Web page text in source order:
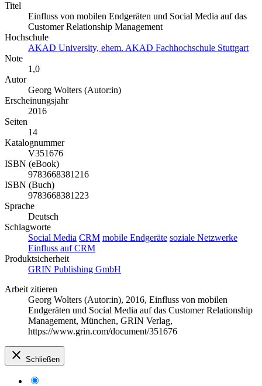
Titel
Einfluss von mobilen Endgeräten und Social Media auf das
Customer Relationship Management
Hochschule
AKAD University, ehem. AKAD Fachhochschule Stuttgart
Note
1,0
Autor
Georg Wolters (Autor:in)
Erscheinungsjahr
2016
Seiten
14
Katalognummer
V351676
ISBN (eBook)
9783668381216
ISBN (Buch)
9783668381223
Sprache
Deutsch
Schlagworte
Social Media CRM mobile Endgeräte soziale Netzwerke
Einfluss auf CRM
Produktsicherheit
GRIN Publishing GmbH
Arbeit zitieren
Georg Wolters (Autor:in), 2016, Einfluss von mobilen
Endgeräten und Social Media auf das Customer Relationship
Management, München, GRIN Verlag,
https://www.grin.com/document/351676
Schließen